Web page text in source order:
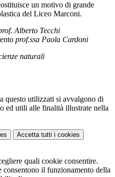
un motivo di grande
del Liceo Marconi.
Alberto Tecchi
prof.ssa Paola Cardoni
questo utilizzati si avvalgono di
ed utili alle finalità illustrate nella
Accetta tutti i cookies
quali cookie consentire.
consentono il funzionamento della